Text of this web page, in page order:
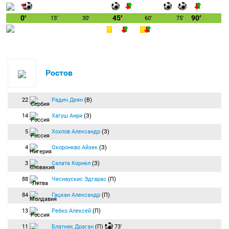
0′ 15′ 30′ 45′ 60′ 75′ 90′
Ростов
22 Радич Деян (В)
14 Хагуш Анри (З)
5 Хохлов Александр (З)
4 Окоронкво Айзек (З)
3 Салата Корнел (З)
88 Чеснаускис Эдгарас (П)
84 Гацкан Александр (П)
13 Ребко Алексей (П)
11 Блатняк Драган (П) 73′